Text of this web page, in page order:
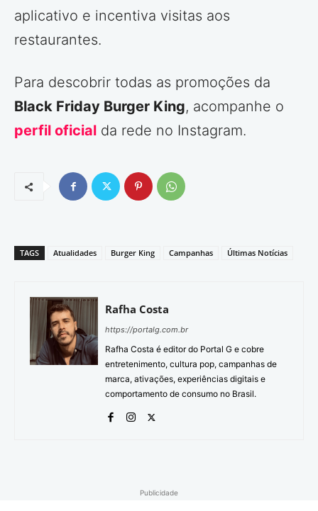
aplicativo e incentiva visitas aos
restaurantes.
Para descobrir todas as promoções da
Black Friday Burger King, acompanhe o
perfil oficial da rede no Instagram.
TAGS Atualidades Burger King Campanhas Últimas Notícias
Rafha Costa
https://portalg.com.br
Rafha Costa é editor do Portal G e cobre
entretenimento, cultura pop, campanhas de
marca, ativações, experiências digitais e
comportamento de consumo no Brasil.
Publicidade